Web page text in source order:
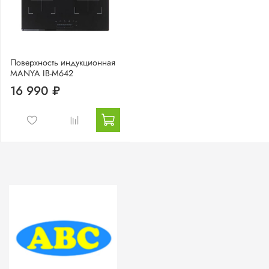
Поверхность индукционная
MANYA IB-M642
16 990 ₽